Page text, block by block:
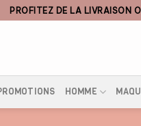
PROFITEZ DE LA LIVRAISON
HOMME